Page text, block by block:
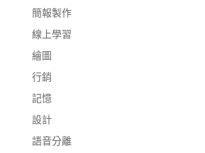
簡報製作
線上學習
繪圖
行銷
記憶
設計
語音分離